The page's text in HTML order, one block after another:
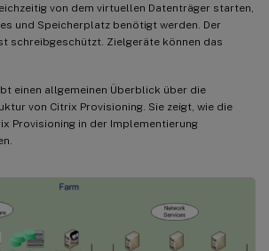
von dem virtuellen Datenträger starten,
und Speicherplatz benötigt werden. Der
schreibgeschützt. Zielgeräte können das
einen allgemeinen Überblick über die
von Citrix Provisioning. Sie zeigt, wie die
Provisioning in der Implementierung